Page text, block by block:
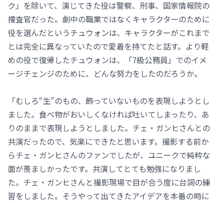
ク」を除いて、演じてきた役は警察、刑事、国家情報院の
捜査官だった。劇中の職業ではなくキャラクターのために
役を選んだというチュウォンは、キャラクターがこれまで
とは完全に異なっていたので愛着を持てたと話す。より軽
めの役で復帰したチュウォンは、「7級公務員」でのイメ
ージチェンジのために、どんな努力をしたのだろうか。
「むしろ“生”のもの、飾っていないものを表現しようとし
ました。食べ物がおいしくなければ吐いてしまったり、あ
りのままで表現しようとしました。チェ・ガンヒさんとの
共演だったので、気楽にできたと思います。撮影する前か
らチェ・ガンヒさんのファンでしたが、ユニークで純粋な
面が羨ましかったです。共演してとても勉強になりまし
た。チェ・ガンヒさんと撮影現場で目が合う度に台詞の練
習をしました。そうやって出てきたアイデアを本番の時に